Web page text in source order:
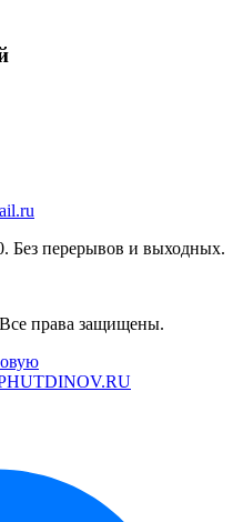
Без перерывов и выходных.
права защищены.